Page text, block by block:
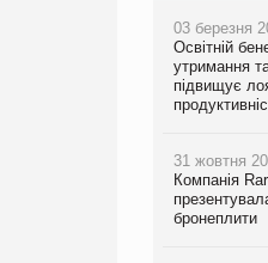
03 березня
Освітній
утримання
підвищує
31 жовтня
Компанія
бронеплити